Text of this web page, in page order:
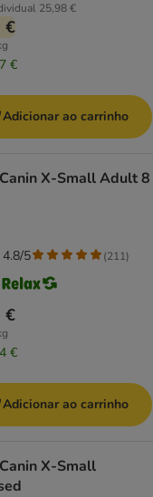
25,98 €
€
€
Adicionar ao carrinho
X-Small Adult 8
€
€
5 (211)
Adicionar ao carrinho
X-Small